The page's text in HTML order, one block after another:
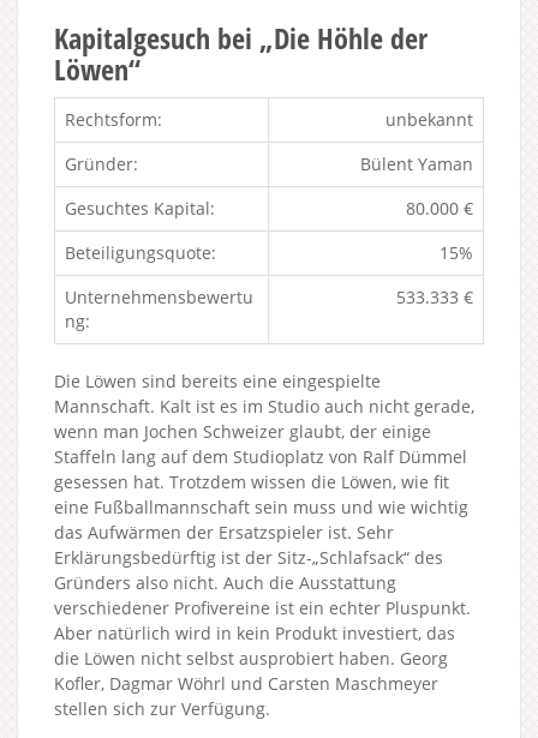
Kapitalgesuch bei „Die Höhle der
Löwen“
Rechtsform:
unbekannt
Gründer:
Bülent Yaman
Gesuchtes Kapital:
80.000 €
Beteiligungsquote:
15%
Unternehmensbewertu
ng:
533.333 €
Die Löwen sind bereits eine eingespielte
Mannschaft. Kalt ist es im Studio auch nicht gerade,
wenn man Jochen Schweizer glaubt, der einige
Staffeln lang auf dem Studioplatz von Ralf Dümmel
gesessen hat. Trotzdem wissen die Löwen, wie fit
eine Fußballmannschaft sein muss und wie wichtig
das Aufwärmen der Ersatzspieler ist. Sehr
Erklärungsbedürftig ist der Sitz-„Schlafsack“ des
Gründers also nicht. Auch die Ausstattung
verschiedener Profivereine ist ein echter Pluspunkt.
Aber natürlich wird in kein Produkt investiert, das
die Löwen nicht selbst ausprobiert haben. Georg
Kofler, Dagmar Wöhrl und Carsten Maschmeyer
stellen sich zur Verfügung.